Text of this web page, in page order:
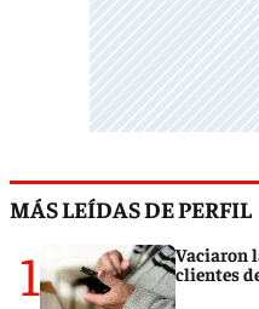
MÁS LEÍDAS DE PERFIL
1
Vaciaron
clientes